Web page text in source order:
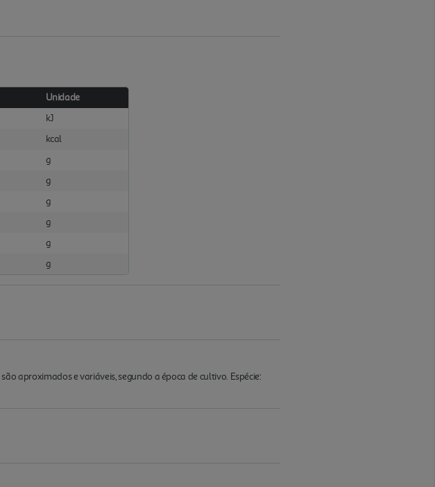
Unidade
kJ
kcal
g
g
g
g
g
g
aproximados e variáveis, segundo a época de cultivo. Espécie: